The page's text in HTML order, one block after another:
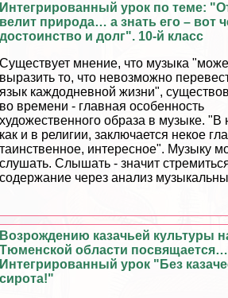
Интегрированный урок по теме:
велит природа… а знать его – вот
достоинство и долг". 10-й класс
Существует мнение, что музыка
выразить то, что невозможно
язык каждодневной жизни",
во времени - главная особенность
художественного образа в музыке. "В
как и в религии, заключается некое
таинственное, интересное". Музыку
слушать. Слышать - значит
содержание через анализ
Возрождению казачьей культуры
Тюменской области посвящается…
Интегрированный урок "Без
сирота!"